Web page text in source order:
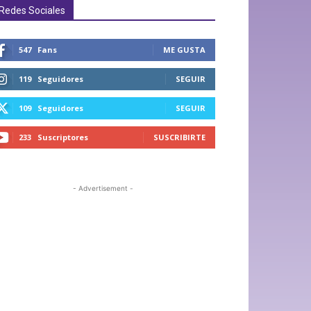
Sociales
547 Fans ME GUSTA
119 Seguidores SEGUIR
109 Seguidores SEGUIR
233 Suscriptores SUSCRIBIRTE
- Advertisement -